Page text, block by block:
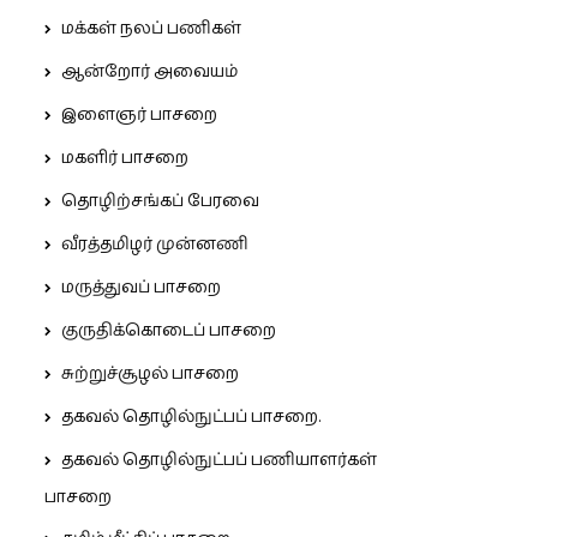
மக்கள் நலப் பணிகள்
ஆன்றோர் அவையம்
இளைஞர் பாசறை
மகளிர் பாசறை
தொழிற்சங்கப் பேரவை
வீரத்தமிழர் முன்னணி
மருத்துவப் பாசறை
குருதிக்கொடைப் பாசறை
சுற்றுச்சூழல் பாசறை
தகவல் தொழில்நுட்பப் பாசறை.
தகவல் தொழில்நுட்பப் பணியாளர்கள்
பாசறை